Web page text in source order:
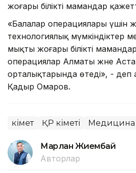
жоғары білікті мамандар
«Балалар операциялары үшін
технологиялық мүмкіндіктер
мықты жоғары білікті
операциялар Алматы және
орталықтарында өтеді», - деп
Қадыр Омаров.
Үкімет ҚР Үкіметі Медицина
Марлан Жиембай
Авторлар